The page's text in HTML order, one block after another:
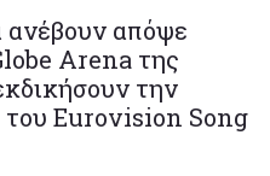
ανέβουν απόψε
Arena της
την
του Eurovision Song